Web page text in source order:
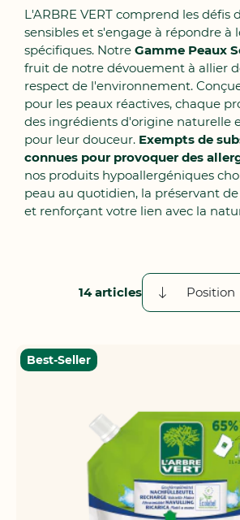
L'ARBRE VERT comprend les défis
sensibles et s'engage à répondre à
spécifiques. Notre Gamme Peaux
fruit de notre dévouement à allier
respect de l'environnement.
pour les peaux réactives, chaque
des ingrédients d'origine naturelle
pour leur douceur. Exempts de
connues pour provoquer des
nos produits hypoallergéniques
peau au quotidien, la préservant
et renforçant votre lien avec la
14articles
Par
Best-Seller